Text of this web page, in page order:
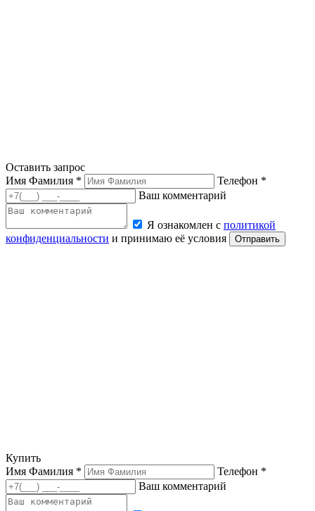
Оставить запрос
Имя Фамилия *
Телефон *
Ваш комментарий
Я ознакомлен с политикой
конфиденциальности и принимаю её условия Отправить
Купить
Имя Фамилия *
Телефон *
Ваш комментарий